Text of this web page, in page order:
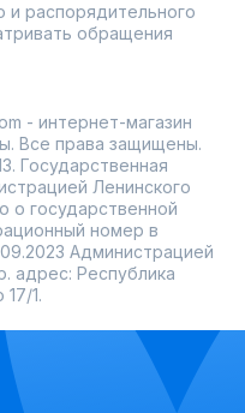
и распорядительного
обращения
- интернет-магазин
Все права защищены.
Государственная
Ленинского
о государственной
номер в
Администрацией
адрес: Республика
1.